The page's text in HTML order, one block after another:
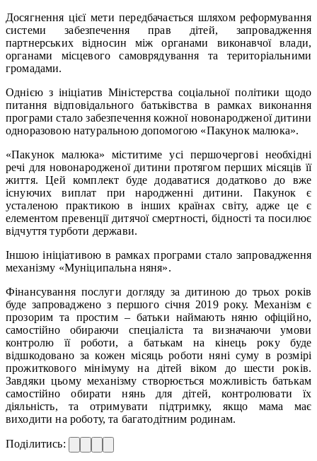
Досягнення цієї мети передбачається шляхом реформування
системи забезпечення прав дітей, запровадження
партнерських відносин між органами виконавчої влади,
органами місцевого самоврядування та територіальними
громадами.
Однією з ініціатив Міністерства соціальної політики щодо
питання відповідального батьківства в рамках виконання
програми стало забезпечення кожної новонародженої дитини
одноразовою натуральною допомогою «Пакунок малюка».
«Пакунок малюка» міститиме усі першочергові необхідні
речі для новонародженої дитини протягом перших місяців її
життя. Цей комплект буде додаватися додатково до вже
існуючих виплат при народженні дитини. Пакунок є
усталеною практикою в інших країнах світу, адже це є
елементом превенції дитячої смертності, бідності та посилює
відчуття турботи держави.
Іншою ініціативою в рамках програми стало запровадження
механізму «Муніципальна няня».
Фінансування послуги догляду за дитиною до трьох років
буде запроваджено з першого січня 2019 року. Механізм є
прозорим та простим – батьки наймають няню офіційно,
самостійно обираючи спеціаліста та визначаючи умови
контролю її роботи, а батькам на кінець року буде
відшкодовано за кожен місяць роботи няні суму в розмірі
прожиткового мінімуму на дітей віком до шести років.
Завдяки цьому механізму створюється можливість батькам
самостійно обирати нянь для дітей, контролювати їх
діяльність, та отримувати підтримку, якщо мама має
виходити на роботу, та багатодітним родинам.
Поділитись: